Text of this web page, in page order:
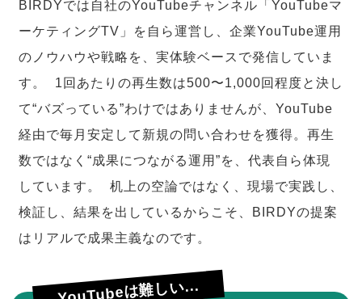
BIRDYでは自社のYouTubeチャンネル「YouTubeマ
ーケティングTV」を自ら運営し、企業YouTube運用
のノウハウや戦略を、実体験ベースで発信していま
す。 1回あたりの再生数は500〜1,000回程度と決し
て“バズっている”わけではありませんが、YouTube
経由で毎月安定して新規の問い合わせを獲得。再生
数ではなく“成果につながる運用”を、代表自ら体現
しています。 机上の空論ではなく、現場で実践し、
検証し、結果を出しているからこそ、BIRDYの提案
はリアルで成果主義なのです。
YouTubeは難しい...